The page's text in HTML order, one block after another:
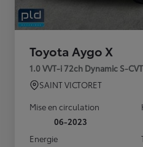
Toyota Aygo X
1.0 VVT-i 72ch Dynamic S-
SAINT VICTORET
Mise en circulation
06-2023
Energie